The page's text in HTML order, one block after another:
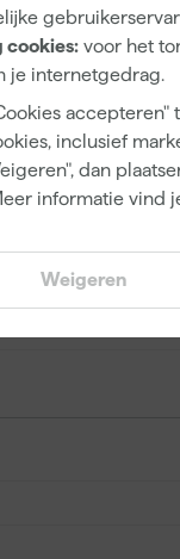
cookies: voor het
je internetgedrag.
inclusief
dan
informatie vind
Weigeren